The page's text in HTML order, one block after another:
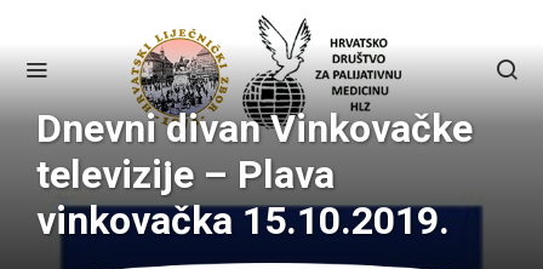
Dnevni divan Vinkovačke
televizije – Plava
vinkovačka 15.10.2019.